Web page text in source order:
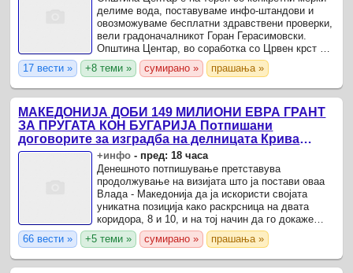
делиме вода, поставуваме инфо-штандови и
овозможуваме бесплатни здравствени проверки,
вели градоначалникот Горан Герасимовски.
Општина Центар, во соработка со Црвен крст и
здружението ХЕРА, спроведува теренски
активности за грижа и ...
17 вести » +8 теми » сумирано » прашања »
МАКЕДОНИЈА ДОБИ 149 МИЛИОНИ ЕВРА ГРАНТ
ЗА ПРУГАТА КОН БУГАРИЈА Потпишани
договорите за изградба на делницата Крива
Паланка – Деве Баир
+инфо - пред: 18 часа
Денешното потпишување претставува
продолжување на визијата што ја постави оваа
Влада - Македонија да ја искористи својата
уникатна позиција како раскрсница на двата
коридора, 8 и 10, и на тој начин да го докаже
своето место како срце на Балканот, рече
вицепремиерот и министер за ...
66 вести » +5 теми » сумирано » прашања »